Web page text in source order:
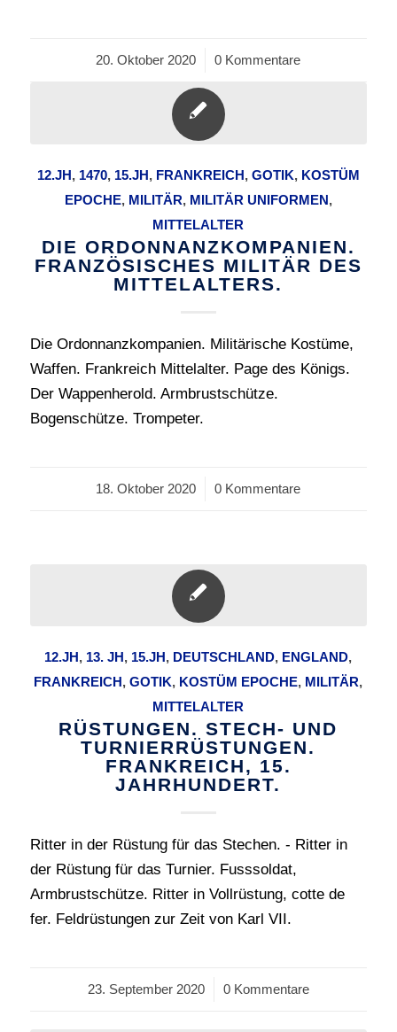
20. Oktober 2020
/ 0 Kommentare
12.JH, 1470, 15.JH, FRANKREICH, GOTIK, KOSTÜM
EPOCHE, MILITÄR, MILITÄR UNIFORMEN,
MITTELALTER
DIE ORDONNANZKOMPANIEN.
FRANZÖSISCHES MILITÄR DES
MITTELALTERS.
Die Ordonnanzkompanien. Militärische Kostüme,
Waffen. Frankreich Mittelalter. Page des Königs.
Der Wappenherold. Armbrustschütze.
Bogenschütze. Trompeter.
18. Oktober 2020
/ 0 Kommentare
12.JH, 13. JH, 15.JH, DEUTSCHLAND, ENGLAND,
FRANKREICH,GOTIK, KOSTÜM EPOCHE, MILITÄR,
MITTELALTER
RÜSTUNGEN. STECH- UND
TURNIERRÜSTUNGEN.
FRANKREICH, 15.
JAHRHUNDERT.
Ritter in der Rüstung für das Stechen. - Ritter in
der Rüstung für das Turnier. Fusssoldat,
Armbrustschütze. Ritter in Vollrüstung, cotte de
fer. Feldrüstungen zur Zeit von Karl VII.
23. September 2020
/ 0 Kommentare